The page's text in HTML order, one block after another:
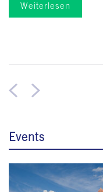
Weiterlesen
Events